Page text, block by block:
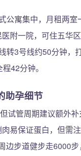
公寓集中，月租两
附一院，可住五华
转3号线约50分钟，
42分钟。
助孕细节
试管周期建议额外
易保证蛋白，但需
边步道健步走6000